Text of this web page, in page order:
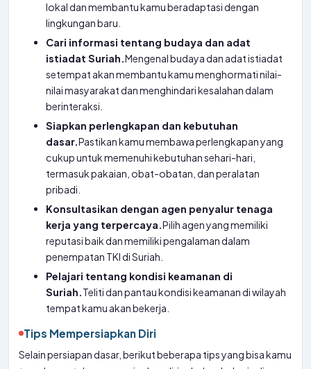
lokal dan membantu kamu beradaptasi dengan
lingkungan baru.
Cari informasi tentang budaya dan adat
istiadat Suriah.Mengenal budaya dan adat istiadat
setempat akan membantu kamu menghormati nilai-
nilai masyarakat dan menghindari kesalahan dalam
berinteraksi.
Siapkan perlengkapan dan kebutuhan
dasar.Pastikan kamu membawa perlengkapan yang
cukup untuk memenuhi kebutuhan sehari-hari,
termasuk pakaian, obat-obatan, dan peralatan
pribadi.
Konsultasikan dengan agen penyalur tenaga
kerja yang terpercaya.Pilih agen yang memiliki
reputasi baik dan memiliki pengalaman dalam
penempatan TKI di Suriah.
Pelajari tentang kondisi keamanan di
Suriah.Teliti dan pantau kondisi keamanan di wilayah
tempat kamu akan bekerja.
Tips Mempersiapkan Diri
Selain persiapan dasar, berikut beberapa tips yang bisa kamu